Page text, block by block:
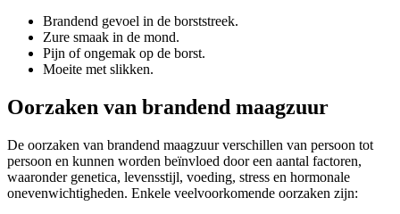
Brandend gevoel in de borststreek.
Zure smaak in de mond.
Pijn of ongemak op de borst.
Moeite met slikken.
Oorzaken van brandend maagzuur
De oorzaken van brandend maagzuur verschillen van persoon tot
persoon en kunnen worden beïnvloed door een aantal factoren,
waaronder genetica, levensstijl, voeding, stress en hormonale
onevenwichtigheden. Enkele veelvoorkomende oorzaken zijn: